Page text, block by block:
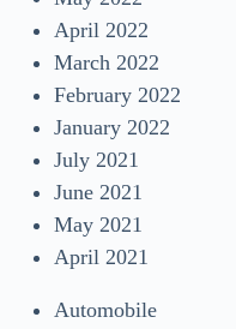
April 2022
March 2022
February 2022
January 2022
July 2021
June 2021
May 2021
April 2021
Automobile